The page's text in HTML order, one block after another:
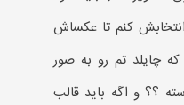
کنم تا عکساش
چایلد تم رو به صور
؟؟ و اگه باید قالب